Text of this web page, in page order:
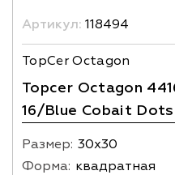
Артикул: 118494
TopCer Octagon
Topcer Octagon
16/Blue Cobait Dots
Размер: 30х30
Форма: квадратная